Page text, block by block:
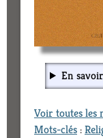
En
Voir toutes les
Mots-clés: